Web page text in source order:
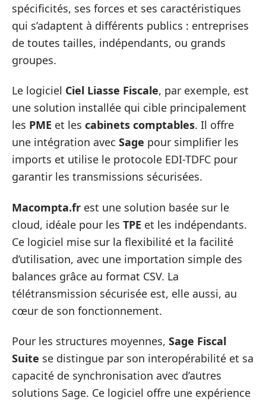
spécificités, ses forces et ses caractéristiques
qui s’adaptent à différents publics : entreprises
de toutes tailles, indépendants, ou grands
groupes.
Le logiciel Ciel Liasse Fiscale, par exemple, est
une solution installée qui cible principalement
les PME et les cabinets comptables. Il offre
une intégration avec Sage pour simplifier les
imports et utilise le protocole EDI-TDFC pour
garantir les transmissions sécurisées.
Macompta.fr est une solution basée sur le
cloud, idéale pour les TPE et les indépendants.
Ce logiciel mise sur la flexibilité et la facilité
d’utilisation, avec une importation simple des
balances grâce au format CSV. La
télétransmission sécurisée est, elle aussi, au
cœur de son fonctionnement.
Pour les structures moyennes, Sage Fiscal
Suite se distingue par son interopérabilité et sa
capacité de synchronisation avec d’autres
solutions Sage. Ce logiciel offre une expérience